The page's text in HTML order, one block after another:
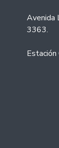
Avenida
3363.
Estación